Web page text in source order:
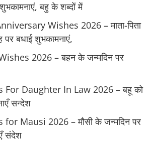
शुभकामनाएं, बहु के शब्दों में
Wishes 2026 – माता-पिता
पर बधाई शुभकामनाएं,
2026 – बहन के जन्मदिन पर
Daughter In Law 2026 – बहू को
सन्देश
Mausi 2026 – मौसी के जन्मदिन पर
संदेश